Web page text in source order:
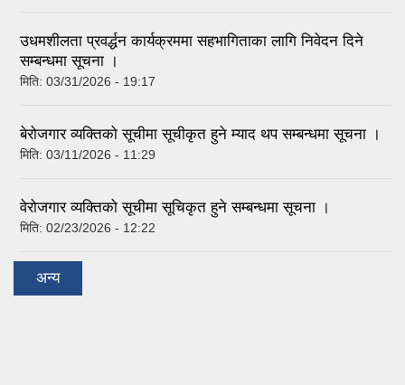
उधमशीलता प्रवर्द्धन कार्यक्रममा सहभागिताका लागि निवेदन दिने
सम्बन्धमा सूचना ।
मिति: 03/31/2026 - 19:17
बेरोजगार व्यक्तिको सूचीमा सूचीकृत हुने म्याद थप सम्बन्धमा सूचना ।
मिति: 03/11/2026 - 11:29
वेरोजगार व्यक्तिको सूचीमा सूचिकृत हुने सम्बन्धमा सूचना ।
मिति: 02/23/2026 - 12:22
अन्य